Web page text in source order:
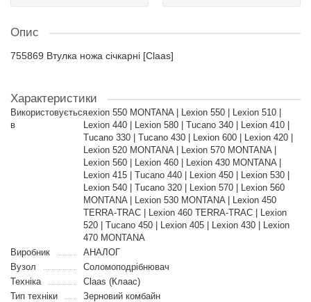
Опис
755869 Втулка ножа січкарні [Claas]
Характеристики
Використовується
в
Lexion 550 MONTANA | Lexion 550 | Lexion 510 |
Lexion 440 | Lexion 580 | Tucano 340 | Lexion 410 |
Tucano 330 | Tucano 430 | Lexion 600 | Lexion 420 |
Lexion 520 MONTANA | Lexion 570 MONTANA |
Lexion 560 | Lexion 460 | Lexion 430 MONTANA |
Lexion 415 | Tucano 440 | Lexion 450 | Lexion 530 |
Lexion 540 | Tucano 320 | Lexion 570 | Lexion 560
MONTANA | Lexion 530 MONTANA | Lexion 450
TERRA-TRAC | Lexion 460 TERRA-TRAC | Lexion
520 | Tucano 450 | Lexion 405 | Lexion 430 | Lexion
470 MONTANA
Виробник
АНАЛОГ
Вузол
Соломоподрібнювач
Техніка
Claas (Клаас)
Тип техніки
Зерновий комбайн